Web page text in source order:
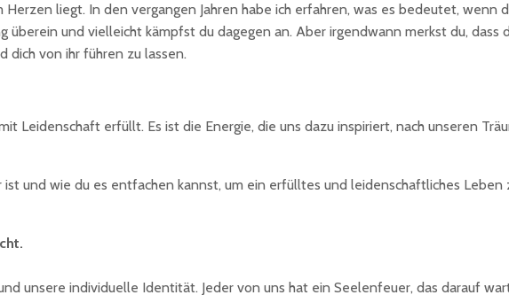
liegt. In den vergangen Jahren habe ich erfahren, was es bedeutet, wenn
und vielleicht kämpfst du dagegen an. Aber irgendwann merkst du, dass
dich von ihr führen zu lassen.
Leidenschaft erfüllt. Es ist die Energie, die uns dazu inspiriert, nach unseren
und wie du es entfachen kannst, um ein erfülltes und leidenschaftliches Leben
unsere individuelle Identität. Jeder von uns hat ein Seelenfeuer, das darauf